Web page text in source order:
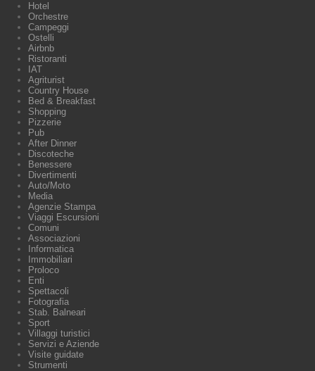
Hotel
Orchestre
Campeggi
Ostelli
Airbnb
Ristoranti
IAT
Agriturist
Country House
Bed & Breakfast
Shopping
Pizzerie
Pub
After Dinner
Discoteche
Benessere
Divertimenti
Auto/Moto
Media
Agenzie Stampa
Viaggi Escursioni
Comuni
Associazioni
Informatica
Immobiliari
Proloco
Enti
Spettacoli
Fotografia
Stab. Balneari
Sport
Villaggi turistici
Servizi e Aziende
Visite guidate
Strumenti